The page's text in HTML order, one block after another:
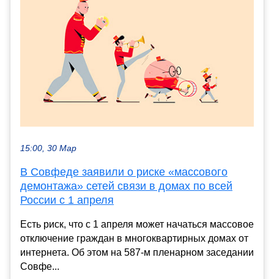
15:00, 30 Мар
В Совфеде заявили о риске «массового
демонтажа» сетей связи в домах по всей
России с 1 апреля
Есть риск, что с 1 апреля может начаться массовое
отключение граждан в многоквартирных домах от
интернета. Об этом на 587-м пленарном заседании
Совфе...